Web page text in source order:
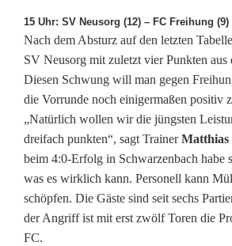
n
s
p
i
e
l
S
V
15 Uhr: SV Neusorg (12) – FC Freihung (9)
Nach dem Absturz auf den letzten
SV Neusorg mit zuletzt vier Punkten aus
Diesen Schwung will man gegen
die Vorrunde noch einigermaßen positiv
„Natürlich wollen wir die jüngsten
dreifach punkten“, sagt TrainerMatthias
beim 4:0-Erfolg in Schwarzenbach habe
was es wirklich kann. Personell kann
schöpfen. Die Gäste sind seit sechs
der Angriff ist mit erst zwölf Toren die
FC.